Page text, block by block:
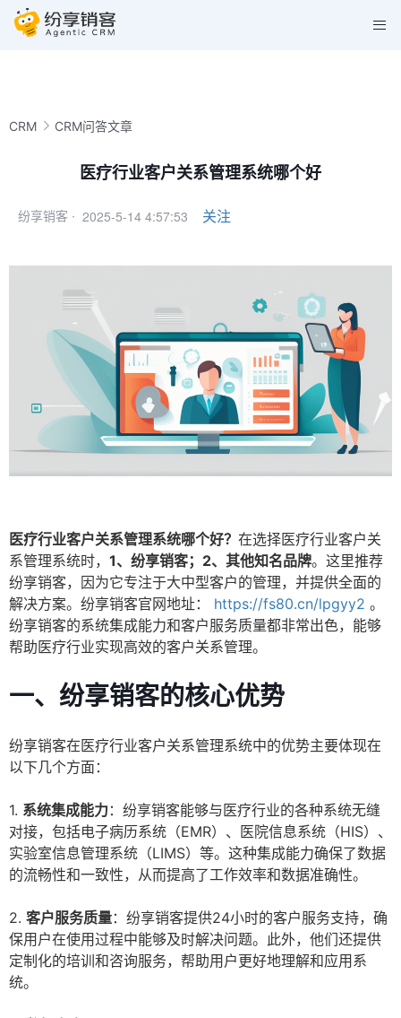
CRM CRM问答文章
医疗行业客户关系管理系统哪个好
纷享销客 · 2025-5-14 4:57:53 关注
医疗行业客户关系管理系统哪个好？ 在选择医疗行业客户关
系管理系统时， 1、纷享销客；2、其他知名品牌。这里推荐
纷享销客，因为它专注于大中型客户的管理，并提供全面的
解决方案。纷享销客官网地址：
https://fs80.cn/lpgyy2 。
纷享销客的系统集成能力和客户服务质量都非常出色，能够
帮助医疗行业实现高效的客户关系管理。
一、纷享销客的核心优势
纷享销客在医疗行业客户关系管理系统中的优势主要体现在
以下几个方面：
1. 系统集成能力：纷享销客能够与医疗行业的各种系统无缝
对接，包括电子病历系统（EMR）、医院信息系统（HIS）、
实验室信息管理系统（LIMS）等。这种集成能力确保了数据
的流畅性和一致性，从而提高了工作效率和数据准确性。
2. 客户服务质量：纷享销客提供24小时的客户服务支持，确
保用户在使用过程中能够及时解决问题。此外，他们还提供
定制化的培训和咨询服务，帮助用户更好地理解和应用系
统。